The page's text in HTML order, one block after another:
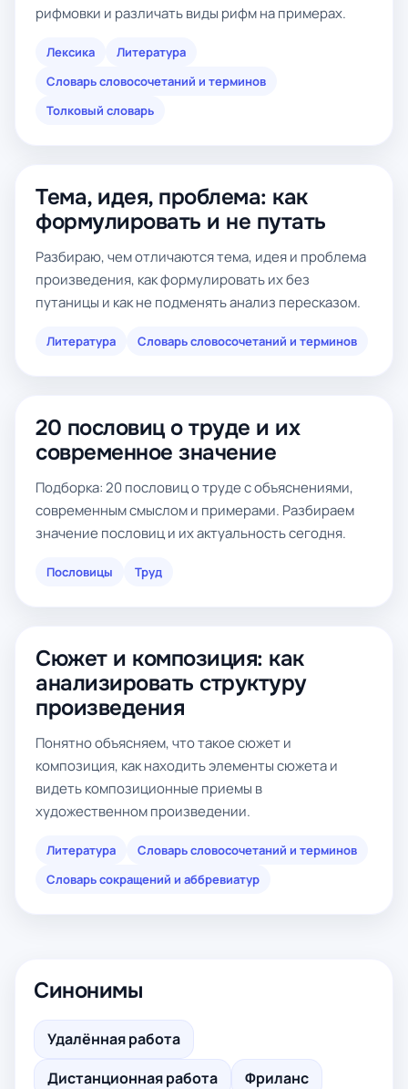
рифмовки и различать виды рифм на примерах.
Лексика
Литература
Словарь словосочетаний и терминов
Толковый словарь
Тема, идея, проблема: как
формулировать и не путать
Разбираю, чем отличаются тема, идея и проблема
произведения, как формулировать их без
путаницы и как не подменять анализ пересказом.
Литература Словарь словосочетаний и терминов
20 пословиц о труде и их
современное значение
Подборка: 20 пословиц о труде с объяснениями,
современным смыслом и примерами. Разбираем
значение пословиц и их актуальность сегодня.
Пословицы Труд
Сюжет и композиция: как
анализировать структуру
произведения
Понятно объясняем, что такое сюжет и
композиция, как находить элементы сюжета и
видеть композиционные приемы в
художественном произведении.
Литература
Словарь словосочетаний и терминов
Словарь сокращений и аббревиатур
Синонимы
Удалённая работа
Дистанционная работа
Фриланс